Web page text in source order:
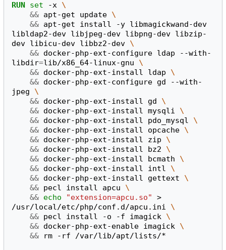
RUN set -x \
&& apt-get update \
&& apt-get install -y libmagickwand-dev
libldap2-dev libjpeg-dev libpng-dev libzip-
dev libicu-dev libbz2-dev \
&& docker-php-ext-configure ldap --with-
libdir=lib/x86_64-linux-gnu \
&& docker-php-ext-install ldap \
&& docker-php-ext-configure gd --with-
jpeg \
&& docker-php-ext-install gd \
&& docker-php-ext-install mysqli \
&& docker-php-ext-install pdo_mysql \
&& docker-php-ext-install opcache \
&& docker-php-ext-install zip \
&& docker-php-ext-install bz2 \
&& docker-php-ext-install bcmath \
&& docker-php-ext-install intl \
&& docker-php-ext-install gettext \
&& pecl install apcu \
&& echo "extension=apcu.so"
>
/usr/local/etc/php/conf.d/apcu.ini \
&& pecl install -o -f imagick \
&& docker-php-ext-enable imagick \
&& rm -rf /var/lib/apt/lists/*